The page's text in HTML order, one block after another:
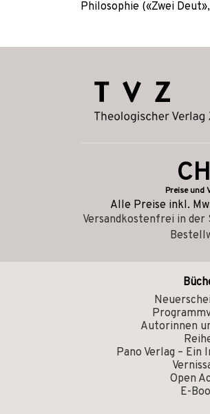
Philosophie («Zwei
Preise und
Alle Preise inkl.
Versandkostenfrei in der
Autorinnen
Pano Verlag – Ein
Open
E-